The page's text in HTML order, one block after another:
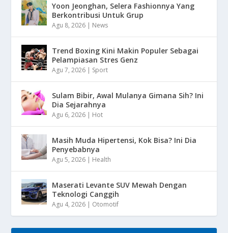
Yoon Jeonghan, Selera Fashionnya Yang
Berkontribusi Untuk Grup
Agu 8, 2026 | News
Trend Boxing Kini Makin Populer Sebagai
Pelampiasan Stres Genz
Agu 7, 2026 | Sport
Sulam Bibir, Awal Mulanya Gimana Sih? Ini
Dia Sejarahnya
Agu 6, 2026 | Hot
Masih Muda Hipertensi, Kok Bisa? Ini Dia
Penyebabnya
Agu 5, 2026 | Health
Maserati Levante SUV Mewah Dengan
Teknologi Canggih
Agu 4, 2026 | Otomotif